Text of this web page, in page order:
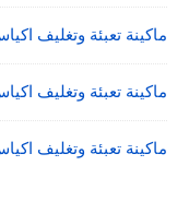
ماكينة تعبئة وتغليف
ماكينة تعبئة وتغليف
ماكينة تعبئة وتغليف